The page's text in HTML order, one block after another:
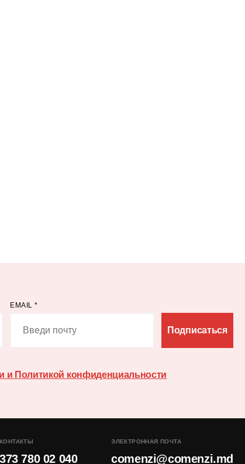
EMAIL*
Подписаться
и Политикой конфиденциальности
КОНТАКТЫ
373 780 02 040
ЭЛЕКТРОННАЯ ПОЧТА
comenzi@comenzi.md